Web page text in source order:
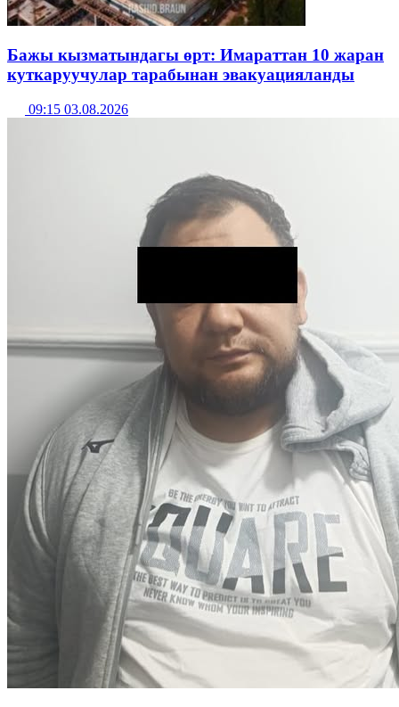
Бажы кызматындагы өрт: Имараттан 10 жаран
куткаруучулар тарабынан эвакуацияланды
09:15 03.08.2026